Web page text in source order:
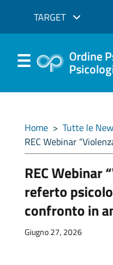
TARGET
Ordine
Home > Tutte le
REC Webinar
REC Webinar
referto
confronto in
Giugno 27, 2026